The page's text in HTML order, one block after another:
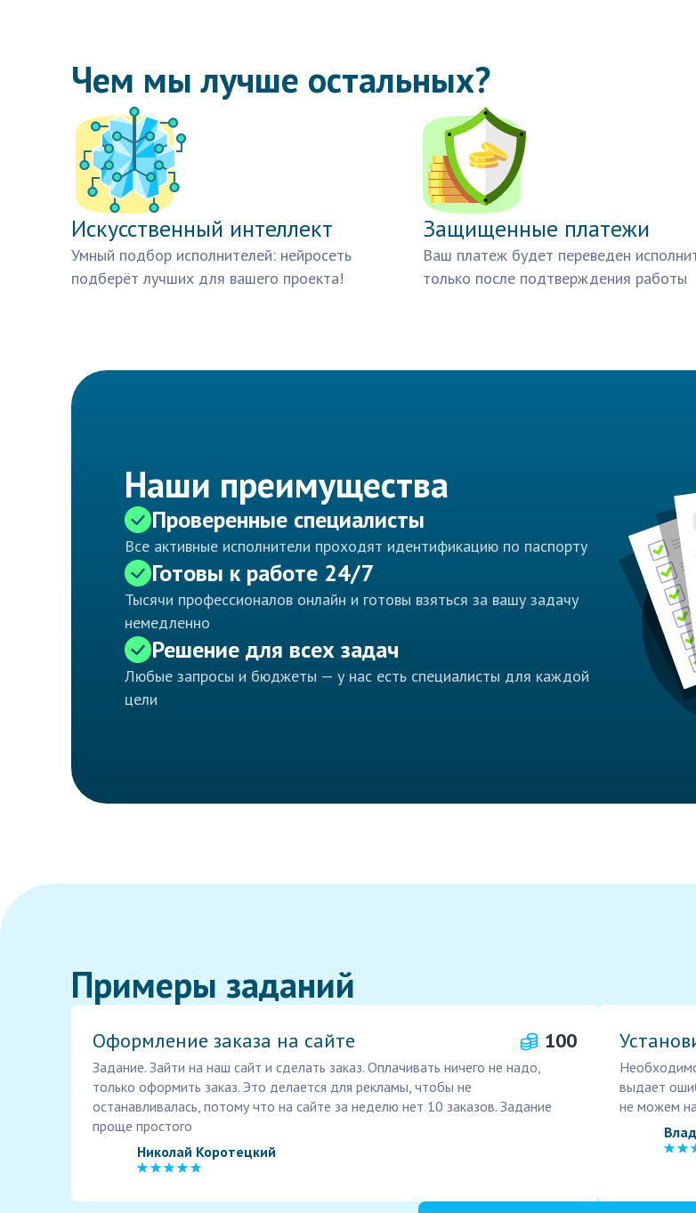
Чем мы лучше остальных?
Искусственный интеллект
Умный подбор исполнителей: нейросеть
подберёт лучших для вашего проекта!
Защищенные платежи
Ваш платеж будет переведен
только после подтверждения работы
Наши преимущества
Проверенные специалисты
Все активные исполнители проходят идентификацию по паспорту
Готовы к работе 24/7
Тысячи профессионалов онлайн и готовы взяться за вашу задачу
немедленно
Решение для всех задач
Любые запросы и бюджеты — у нас есть специалисты для каждой
цели
Примеры заданий
Оформление заказа на сайте 100
Задание. Зайти на наш сайт и сделать заказ. Оплачивать ничего не надо,
только оформить заказ. Это делается для рекламы, чтобы не
останавливалась, потому что на сайте за неделю нет 10 заказов. Задание
проще простого
Николай Коротецкий
выдает
не можем